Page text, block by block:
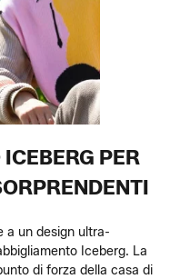
PER
a un design ultra-
Iceberg. La
di forza della casa di